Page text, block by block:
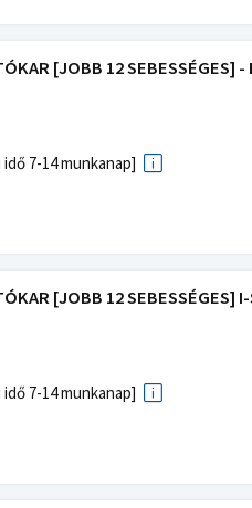
[JOBB 12 SEBESSÉGES]
7-14 munkanap]
[JOBB 12 SEBESSÉGES]
7-14 munkanap]